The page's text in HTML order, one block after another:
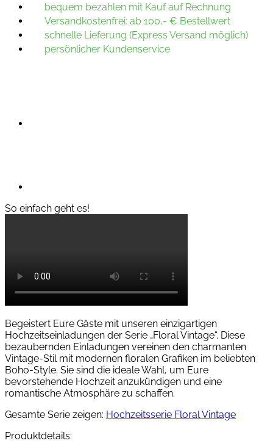
bequem bezahlen mit Kauf auf Rechnung
Versandkostenfrei: ab 100,- € Bestellwert
schnelle Lieferung (Express Versand möglich)
persönlicher Kundenservice
So einfach geht es!
Begeistert Eure Gäste mit unseren einzigartigen
Hochzeitseinladungen der Serie „Floral Vintage“. Diese
bezaubernden Einladungen vereinen den charmanten
Vintage-Stil mit modernen floralen Grafiken im beliebten
Boho-Style. Sie sind die ideale Wahl, um Eure
bevorstehende Hochzeit anzukündigen und eine
romantische Atmosphäre zu schaffen.
Gesamte Serie zeigen: Hochzeitsserie Floral Vintage
Produktdetails: